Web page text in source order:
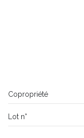
Copropriété
Lot n°